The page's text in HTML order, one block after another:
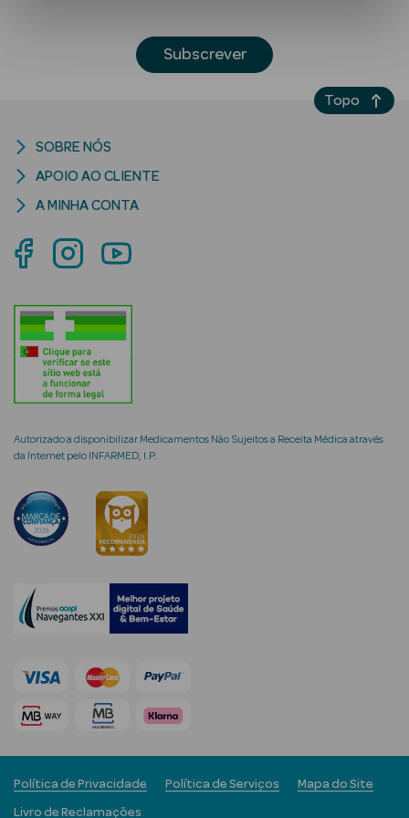
Ver Tudo
Solares
Corpo
Lábios
Solares Bebé e
Criança
Rosto e
Cosmética
Rosto
Séruns Faciais
Anti-
envelhecimento
Subscrever
Autorizado a disponibilizar Medicamentos Não Sujeitos a Receita Médica através
da Internet pelo INFARMED, I.P.
SOBRE NÓS
APOIO AO CLIENTE
A MINHA CONTA
Política de Privacidade Política de Serviços Mapa do Site
Livro de Reclamações
Topo